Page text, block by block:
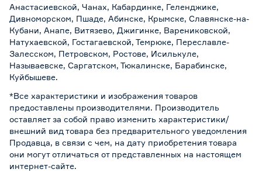
Анастасиевской, Чанах, Кабардинке, Геленджике,
Дивноморском, Пшаде, Абинске, Крымске, Славянске-на-
Кубани, Анапе, Витязево, Джигинке, Варениковской,
Натухаевской, Гостагаевской, Темрюке, Переславле-
Залесском, Петровском, Ростове, Исилькуле,
Называевске, Саргатском, Тюкалинске, Барабинске,
Куйбышеве.
*Все характеристики и изображения товаров
предоставлены производителями. Производитель
оставляет за собой право изменить характеристики/
внешний вид товара без предварительного уведомления
Продавца, в связи с чем, на дату приобретения товара
они могут отличаться от представленных на настоящем
интернет-сайте.